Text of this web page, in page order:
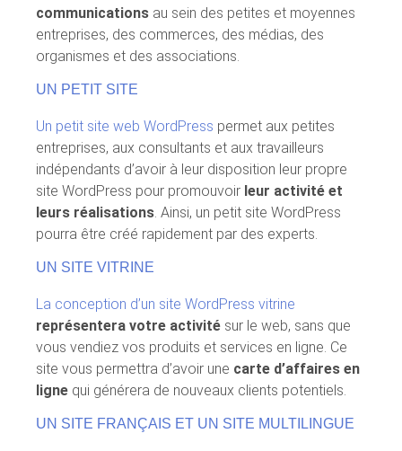
communications au sein des petites et moyennes
entreprises, des commerces, des médias, des
organismes et des associations.
UN PETIT SITE
Un petit site web WordPress permet aux petites
entreprises, aux consultants et aux travailleurs
indépendants d’avoir à leur disposition leur propre
site WordPress pour promouvoir leur activité et
leurs réalisations. Ainsi, un petit site WordPress
pourra être créé rapidement par des experts.
UN SITE VITRINE
La conception d’un site WordPress vitrine
représentera votre activité sur le web, sans que
vous vendiez vos produits et services en ligne. Ce
site vous permettra d’avoir une carte d’affaires en
ligne qui générera de nouveaux clients potentiels.
UN SITE FRANÇAIS ET UN SITE MULTILINGUE